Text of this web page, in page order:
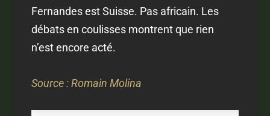
Fernandes est Suisse. Pas africain. Les
débats en coulisses montrent que rien
n’est encore acté.
Source : Romain Molina